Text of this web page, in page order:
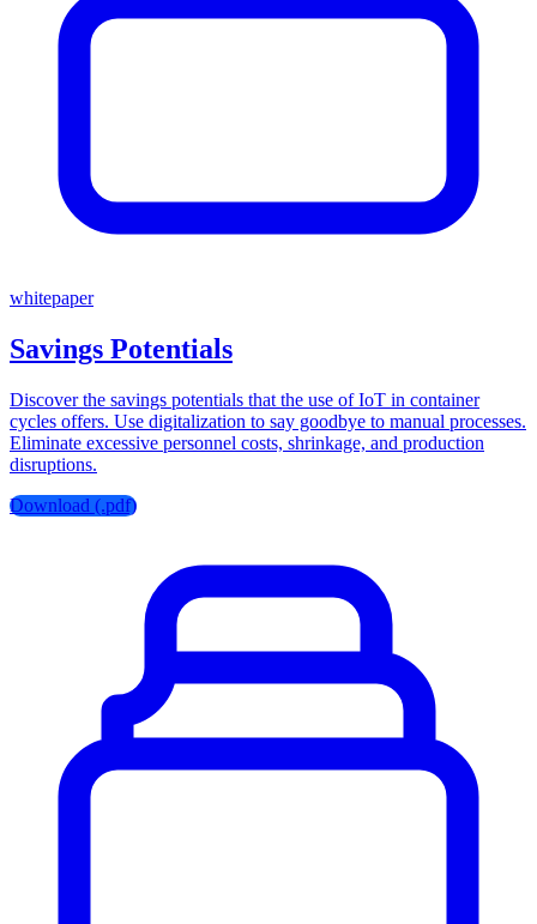
whitepaper
Savings Potentials
Discover the savings potentials that the use of IoT in container
cycles offers. Use digitalization to say goodbye to manual processes.
Eliminate excessive personnel costs, shrinkage, and production
disruptions.
Download (.pdf)